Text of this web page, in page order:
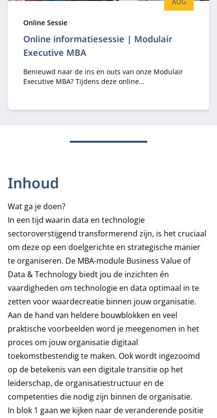
Online informatiesessie | Modulair
Executive MBA
Type:
Online Sessie
Benieuwd naar de ins en outs van onze Modulair
Executive MBA? Tijdens deze online
Bie.
Inhoud
Wat ga je doen?
In een tijd waarin data en technologie
sectoroverstijgend transformerend zijn, is het cruciaal
om deze op een doelgerichte en strategische manier
te organiseren. De MBA-module Business Value of
Data & Technology biedt jou de inzichten én
vaardigheden om technologie en data optimaal in te
zetten voor waardecreatie binnen jouw organisatie.
Aan de hand van heldere bouwblokken en veel
praktische voorbeelden word je meegenomen in het
proces om jouw organisatie digitaal
toekomstbestendig te maken. Ook wordt ingezoomd
op de betekenis van een digitale transitie op het
leiderschap, de organisatiestructuur en de
competenties die nodig zijn binnen de organisatie.
In blok 1 gaan we kijken naar de veranderende positie